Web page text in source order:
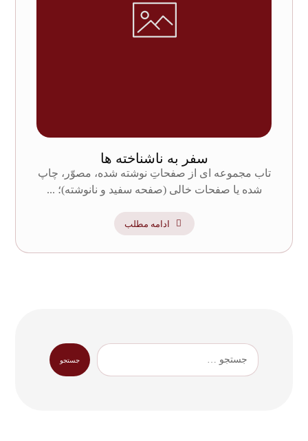
سفر به ناشناخته ها
تاب مجموعه ای از صفحاتِ نوشته شده، مصوّر، چاپ
شده یا صفحات خالی (صفحه سفید و نانوشته)؛ ...
ادامه مطلب